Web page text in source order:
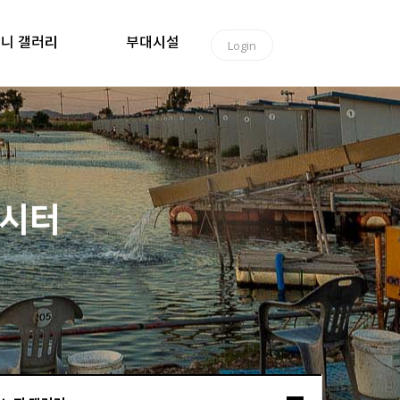
갤러리 부대시설 Login
터